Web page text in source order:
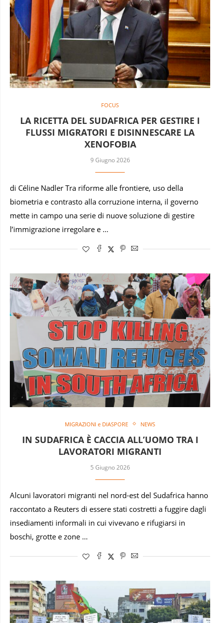
FOCUS
LA RICETTA DEL SUDAFRICA PER GESTIRE I
FLUSSI MIGRATORI E DISINNESCARE LA
XENOFOBIA
9 Giugno 2026
di Céline Nadler Tra riforme alle frontiere, uso della
biometria e contrasto alla corruzione interna, il governo
mette in campo una serie di nuove soluzione di gestire
l’immigrazione irregolare e …
MIGRAZIONI e DIASPORE NEWS
IN SUDAFRICA È CACCIA ALL’UOMO TRA I
LAVORATORI MIGRANTI
5 Giugno 2026
Alcuni lavoratori migranti nel nord-est del Sudafrica hanno
raccontato a Reuters di essere stati costretti a fuggire dagli
insediamenti informali in cui vivevano e rifugiarsi in
boschi, grotte e zone …